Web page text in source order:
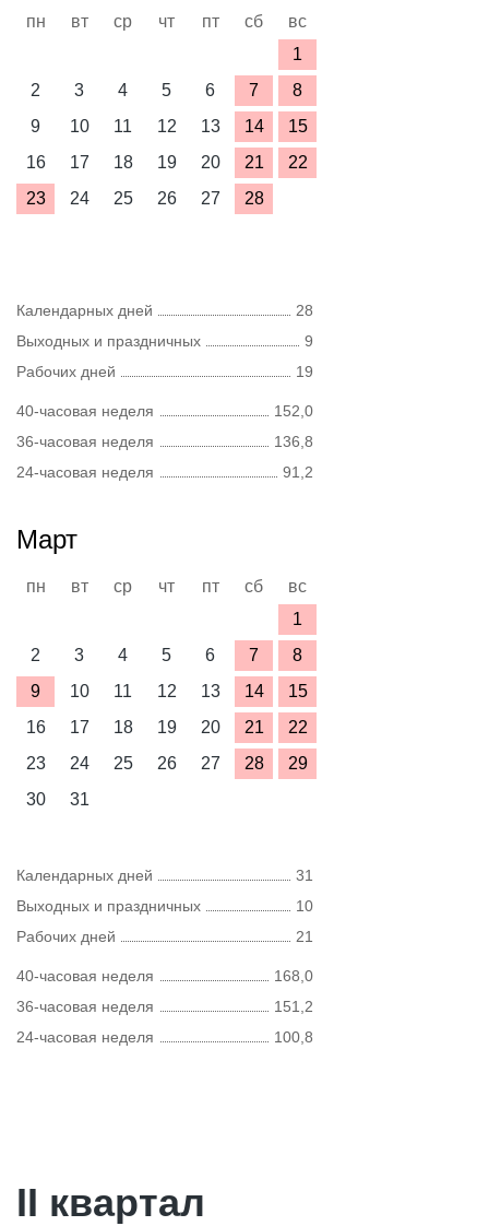
пн вт ср чт пт сб
вс
1
2
3 4 5 6 7
8
9
10 11 12 13 14
15
16
17 18 19 20 21
22
23
24 25 26 27 28
Календарных дней
28
Выходных и праздничных
9
Рабочих дней
19
40-часовая неделя
152,0
36-часовая неделя
136,8
24-часовая неделя
91,2
Март
пн вт ср чт пт сб
вс
1
2
3 4 5 6 7
8
9
10 11 12 13 14
15
16
17 18 19 20 21
22
23
24 25 26 27 28
29
30
31
Календарных дней
31
Выходных и праздничных
10
Рабочих дней
21
40-часовая неделя
168,0
36-часовая неделя
151,2
24-часовая неделя
100,8
II квартал